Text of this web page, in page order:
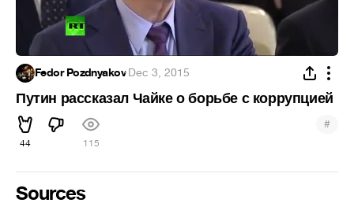
Fedor Pozdnyakov·Dec 3, 2015
Путин рассказал Чайке о борьбе с коррупцией
44 115
#
Sources